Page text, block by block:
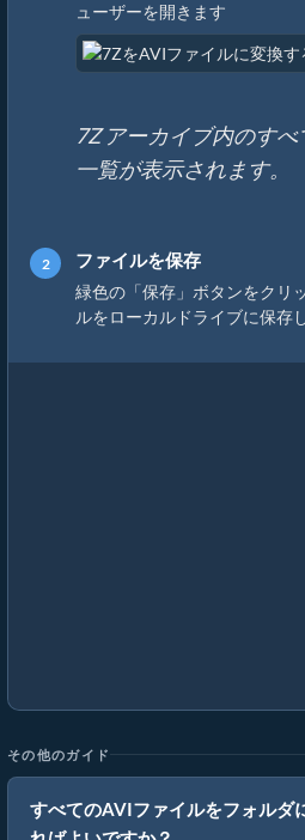
ューザーを開きます
7Z アーカイブ内のす
一覧が表示されます。
ファイルを保存
緑色の「保存」ボタンをクリ
ルをローカルドライブに保存
その他のガイド
すべてのAVIファイルをフォルダ